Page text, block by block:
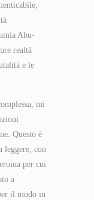
Abu-
realtà
e le
mi
Questo è
leggere, con
per cui
a
il modo in